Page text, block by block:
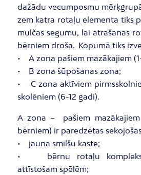
dažādu vecumposmu
zem katra rotaļu elementa tiks
mulčas segumu, lai atrašanās
bērniem droša. Kopumā tiks
• A zona pašiem mazākajiem
• B zona šūpošanas zona;
• C zona aktīviem
skolēniem (6-12 gadi).
A zona – pašiem
bērniem) ir paredzētas
• jauna smilšu kaste;
• bērnu rotaļu
attīstošam spēlēm;